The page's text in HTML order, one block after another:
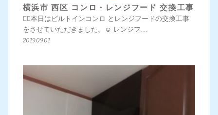
横浜市 西区 コンロ・レンジフード 交換工事
💁‍♀️本日はビルトインコンロ とレンジフードの交換工事
をさせていただきました。☺️ レンジフ…
2019.09.01